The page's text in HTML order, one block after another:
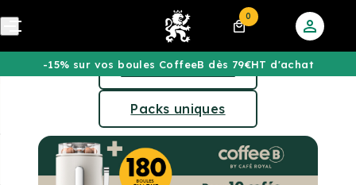
0
-15% sur vos boules CoffeeB dès 79€HT d'achat
Packs récurrents
Packs uniques